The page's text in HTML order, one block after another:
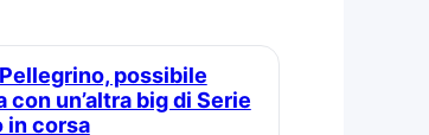
con un’altra big di Serie
in corsa